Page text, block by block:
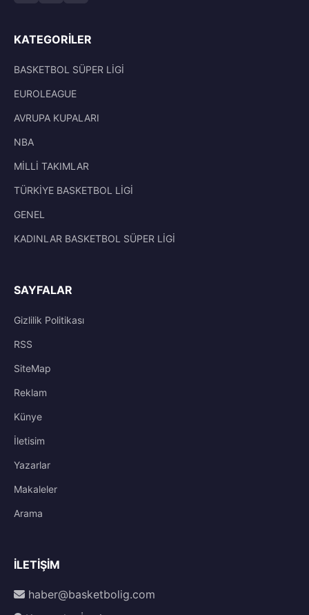
KATEGORILER
BASKETBOL SÜPER LİGİ
EUROLEAGUE
AVRUPA KUPALARI
NBA
MİLLİ TAKIMLAR
TÜRKİYE BASKETBOL LİGİ
GENEL
KADINLAR BASKETBOL SÜPER LİGİ
SAYFALAR
Gizlilik Politikası
RSS
SiteMap
Reklam
Künye
İletisim
Yazarlar
Makaleler
Arama
İLETIŞIM
haber@basketbolig.com